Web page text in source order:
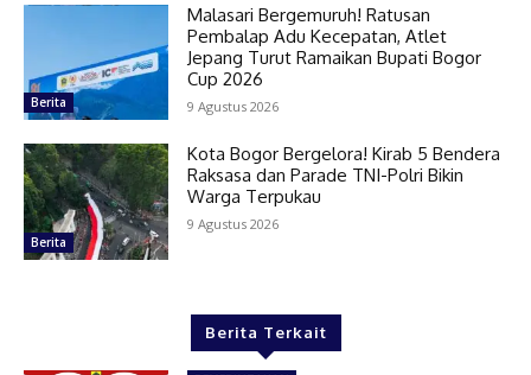
Berita
Malasari Bergemuruh! Ratusan
Pembalap Adu Kecepatan, Atlet
Jepang Turut Ramaikan Bupati Bogor
Cup 2026
9 Agustus 2026
Berita
Kota Bogor Bergelora! Kirab 5 Bendera
Raksasa dan Parade TNI-Polri Bikin
Warga Terpukau
9 Agustus 2026
Berita Terkait